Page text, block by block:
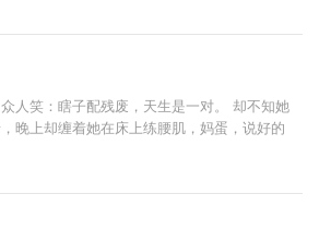
人笑：瞎子配残废，天生是一对。 却不知她
晚上却缠着她在床上练腰肌，妈蛋，说好的